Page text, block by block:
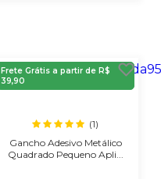
Frete Grátis a partir de R$
39,90
(1)
Gancho Adesivo Metálico
Quadrado Pequeno Apli...